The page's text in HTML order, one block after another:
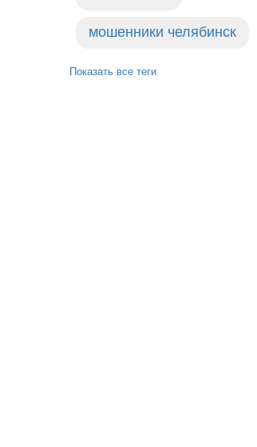
мошенники челябинск
Показать все теги